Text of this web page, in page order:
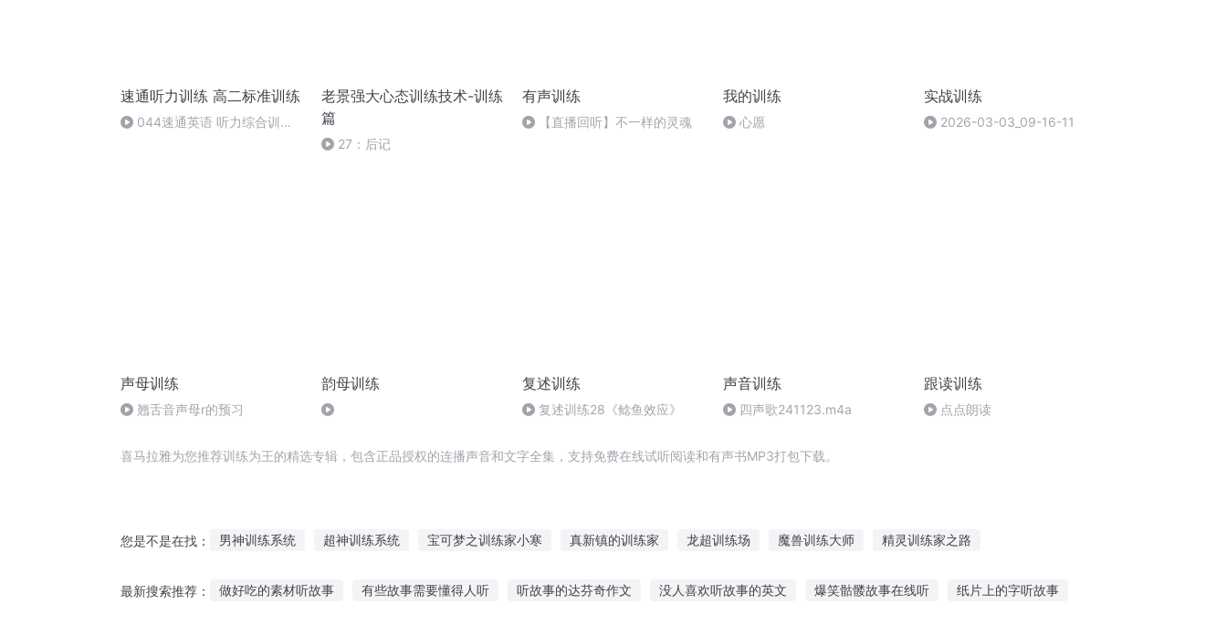
速通听力训练 高二标准训练
044速通英语 听力综合训练
老景强大心态训练技术-训练
篇
27：后记
有声训练
【直播回听】不一样的灵魂
我的训练
心愿
实战训练
2026-03-03_09-16-11
声母训练
翘舌音声母r的预习
韵母训练 复述训练
复述训练28《鲶鱼效应》
声音训练
四声歌241123.m4a
跟读训练
点点朗读
喜马拉雅为您推荐训练为王的精选专辑，包含正品授权的连播声音和文字全集，支持免费在线试听阅读和有声书MP3打包下载。
您是不是在找： 男神训练系统 超神训练系统 宝可梦之训练家小寒 真新镇的训练家 龙超训练场 魔兽训练大师 精灵训练家之路
最新搜索推荐： 做好吃的素材听故事 有些故事需要懂得人听 听故事的达芬奇作文 没人喜欢听故事的英文 爆笑骷髅故事在线听 纸片上的字听故事